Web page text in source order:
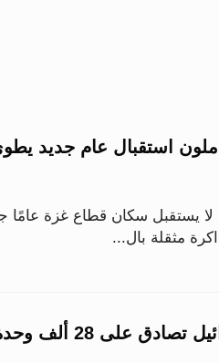
غزة يأملون استقبال عام جديد
الساعات الأخيرة من عام 2025، لا يستقبل سكان قطاع غزة
مثقلة بال...
رقم قياسي للاستيطان.. إسرائيل